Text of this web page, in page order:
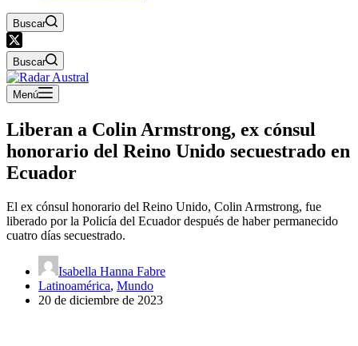
Buscar
Buscar
Menú
Liberan a Colin Armstrong, ex cónsul
honorario del Reino Unido secuestrado en
Ecuador
El ex cónsul honorario del Reino Unido, Colin Armstrong, fue
liberado por la Policía del Ecuador después de haber permanecido
cuatro días secuestrado.
Isabella Hanna Fabre
Latinoamérica, Mundo
20 de diciembre de 2023